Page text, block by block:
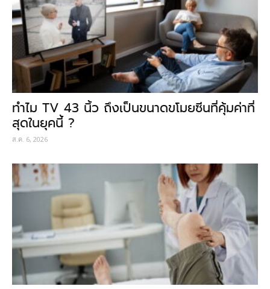
ทำไม TV 43 นิ้ว ถึงเป็นขนาดขโมยซีนที่คุ้มค่าที่
สุดในยุคนี้ ?
ส.ค. 6, 2026